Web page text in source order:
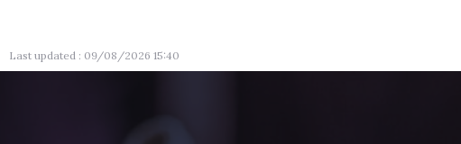
Last updated : 09/08/2026 15:40